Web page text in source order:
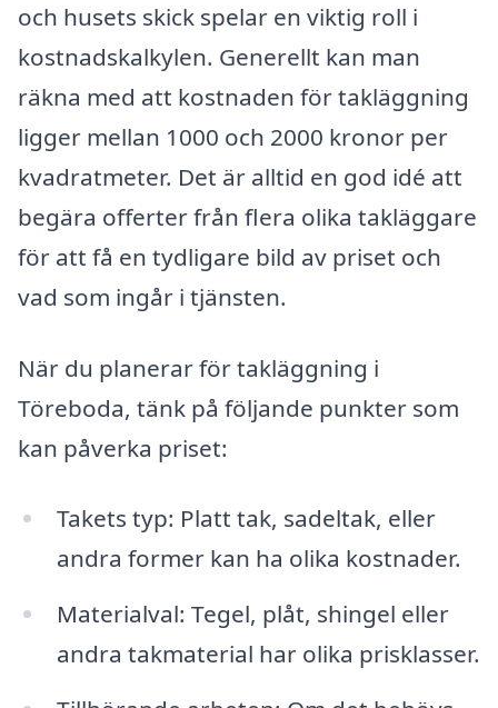
och husets skick spelar en viktig roll i
kostnadskalkylen. Generellt kan man
räkna med att kostnaden för takläggning
ligger mellan 1000 och 2000 kronor per
kvadratmeter. Det är alltid en god idé att
begära offerter från flera olika takläggare
för att få en tydligare bild av priset och
vad som ingår i tjänsten.
När du planerar för takläggning i
Töreboda, tänk på följande punkter som
kan påverka priset:
Takets typ: Platt tak, sadeltak, eller
andra former kan ha olika kostnader.
Materialval: Tegel, plåt, shingel eller
andra takmaterial har olika prisklasser.